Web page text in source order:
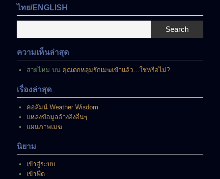
มี
อยู่
ไทย/ENGLISH
Search
ความเห็นล่าสุด
สายไหม บน คุณตกหลุมรักเมฆเข้าแล้ว…ใช่หรือไม่?
เรื่องล่าสุด
คอลัมน์ Weather Wisdom
แหล่งข้อมูลอ้างอิงอื่นๆ
แผนภาพเมฆ
นิยาม
เข้าสู่ระบบ
เข้าฟีด